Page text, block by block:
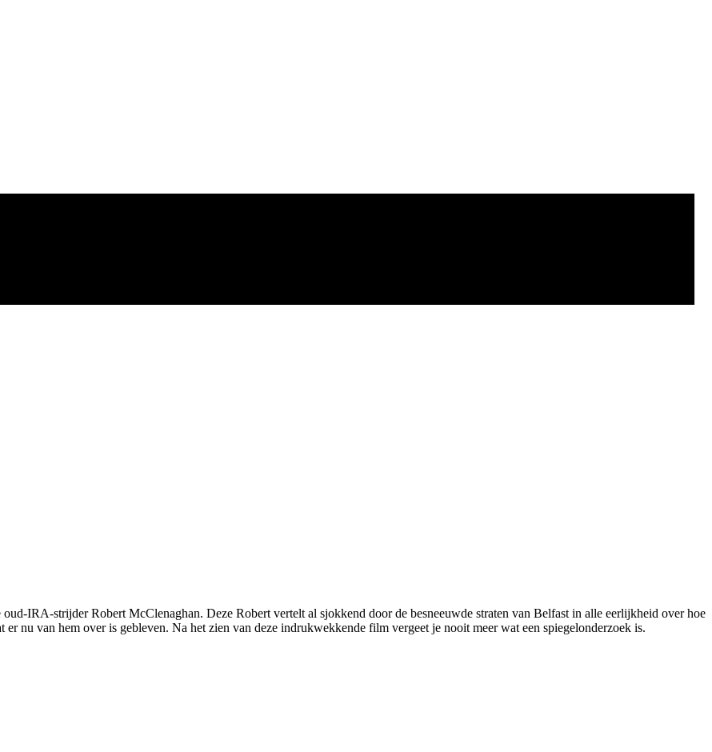
IRA-strijder Robert McClenaghan. Deze Robert vertelt al sjokkend door de besneeuwde straten van Belfast in alle eerlijkheid over hoe
nu van hem over is gebleven. Na het zien van deze indrukwekkende film vergeet je nooit meer wat een spiegelonderzoek is.